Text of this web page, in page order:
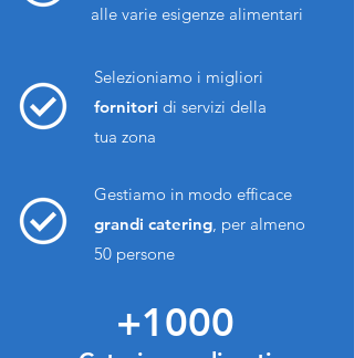
alle varie esigenze alimentari
Selezioniamo i migliori
fornitori di servizi della
tua zona
Gestiamo in modo efficace
grandi catering, per almeno
50 persone
+1000